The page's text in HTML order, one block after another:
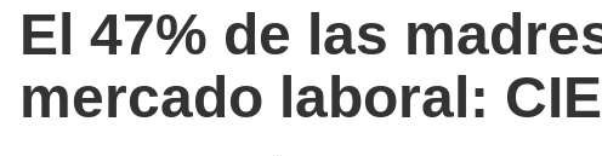
El 47% de las
mercado laboral: